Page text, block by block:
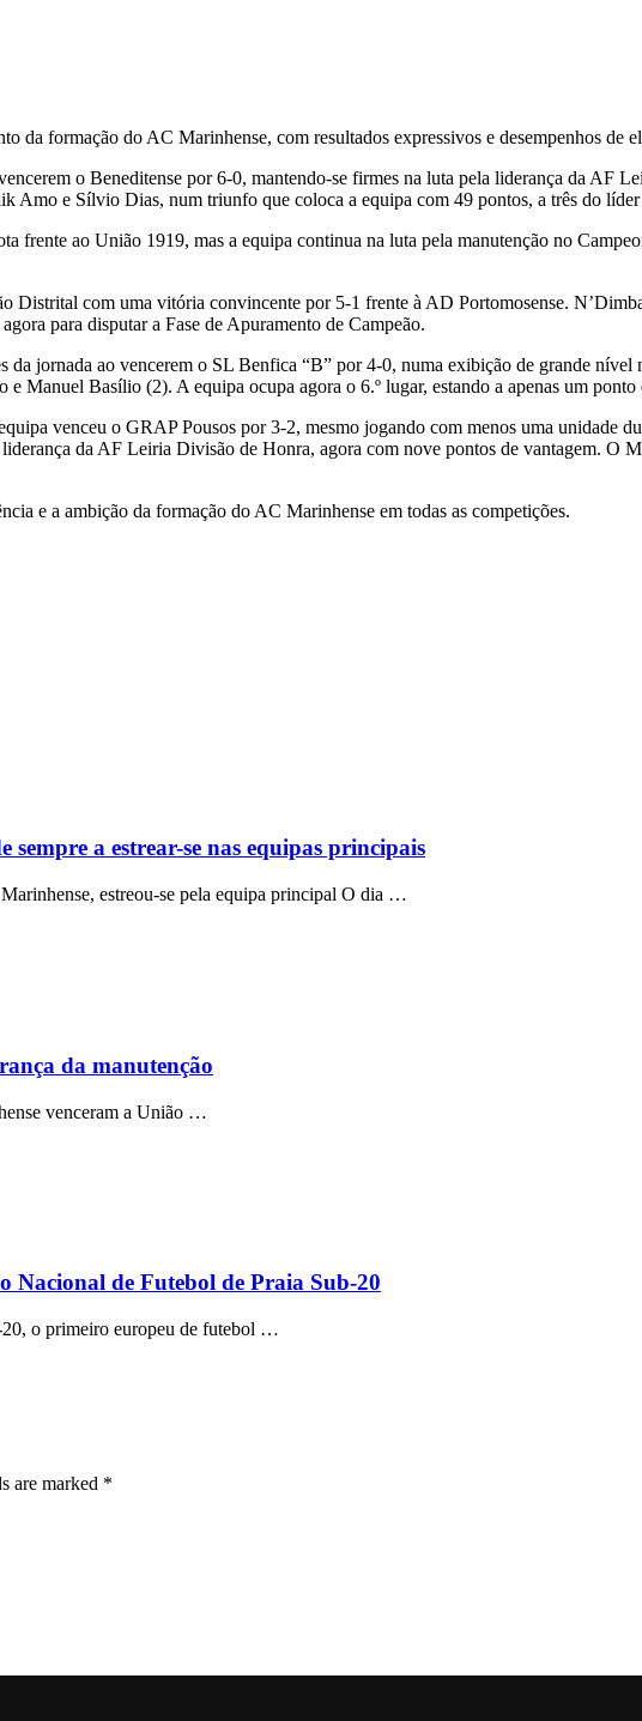
da formação do AC Marinhense, com resultados expressivos e desempenhos de
o Beneditense por 6-0, mantendo-se firmes na luta pela liderança da AF
e Sílvio Dias, num triunfo que coloca a equipa com 49 pontos, a três do líder
frente ao União 1919, mas a equipa continua na luta pela manutenção no
Distrital com uma vitória convincente por 5-1 frente à AD Portomosense.
para disputar a Fase de Apuramento de Campeão.
da jornada ao vencerem o SL Benfica “B” por 4-0, numa exibição de grande
Manuel Basílio (2). A equipa ocupa agora o 6.º lugar, estando a apenas um ponto
venceu o GRAP Pousos por 3-2, mesmo jogando com menos uma unidade
da AF Leiria Divisão de Honra, agora com nove pontos de vantagem. O
e a ambição da formação do AC Marinhense em todas as competições.
sempre a estrear-se nas equipas principais
estreou-se pela equipa principal O dia …
da manutenção
venceram a União …
Nacional de Futebol de Praia Sub-20
20, o primeiro europeu de futebol …
are marked *